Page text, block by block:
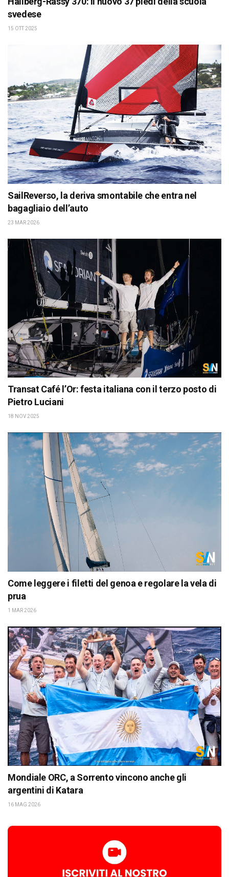
svedese
15 OTT 2025
SailReverso, la deriva smontabile che entra nel
bagagliaio dell’auto
23 MAR 2026
Transat Café l’Or: festa italiana con il terzo posto di
Pietro Luciani
18 NOV 2025
Come leggere i filetti del genoa e regolare la vela di
prua
1 MAR 2026
Mondiale ORC, a Sorrento vincono anche gli
argentini di Katara
16 MAG 2026